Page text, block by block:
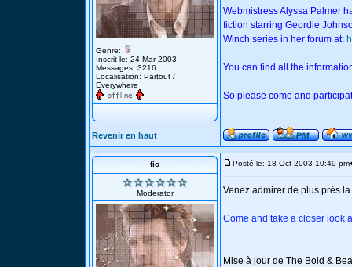
Genre:
Inscrit le: 24 Mar 2003
Messages: 3216
Localisation: Partout /
Everywhere
Webmistress Alyssa Palmer
fiction starring Geordie
Winch series in her forum at:
You can find all the
So please come and
Revenir en haut
fio
Moderator
Posté le: 18 Oct 2003 10:49 pm
Venez admirer de plus près
Come and take a closer look
Mise à jour de The Bold &